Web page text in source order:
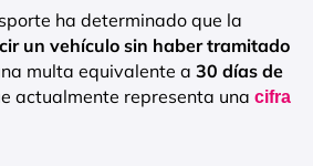
ha determinado que la
un vehículo sin haber tramitado
multa equivalente a 30 días de
actualmente representa una cifra